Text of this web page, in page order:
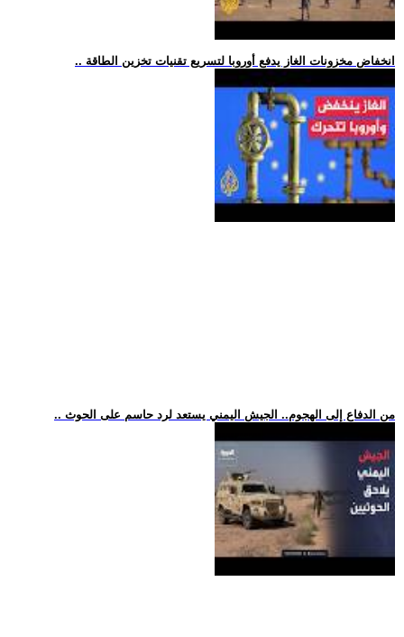
.. انخفاض مخزونات الغاز يدفع أوروبا لتسريع تقنيات تخزين الطاقة
.. من الدفاع إلى الهجوم.. الجيش اليمني يستعد لرد حاسم على الحوث